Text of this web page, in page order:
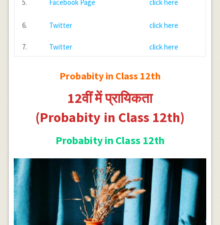
5. Facebook Page click here
6. Twitter click here
7. Twitter click here
Probabity in Class 12th
12वीं में प्रायिकता
(Probabity in Class 12th)
Probabity in Class 12th